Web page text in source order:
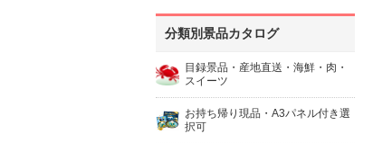
分類別景品カタログ
目録景品・産地直送・海鮮・肉・
スイーツ
お持ち帰り現品・A3パネル付き選
択可